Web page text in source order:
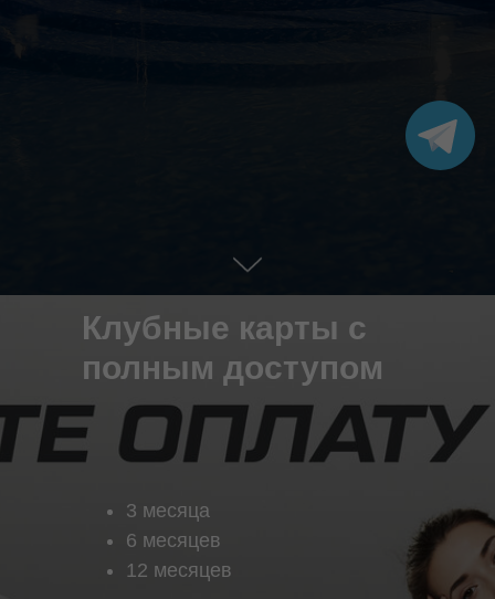
Клубные карты с
полным доступом
3 месяца
6 месяцев
12 месяцев